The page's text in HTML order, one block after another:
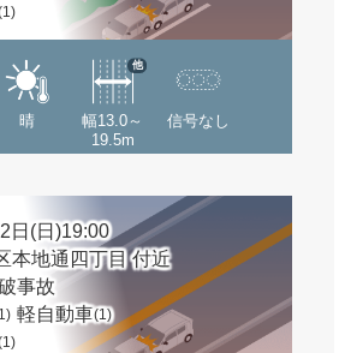
晴
幅13.0～
19.5m
他
信号なし
日(日)19:00
本地通四丁目 付近
事故
軽自動車(1)